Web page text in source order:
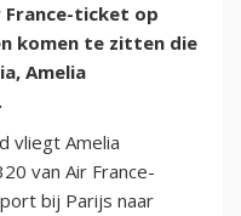
France-ticket op
komen te zitten die
Amelia
vliegt Amelia
van Air France-
bij Parijs naar